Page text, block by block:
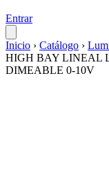
Entrar
Inicio › Catálogo ›
HIGH BAY LINEAL
DIMEABLE 0-10V